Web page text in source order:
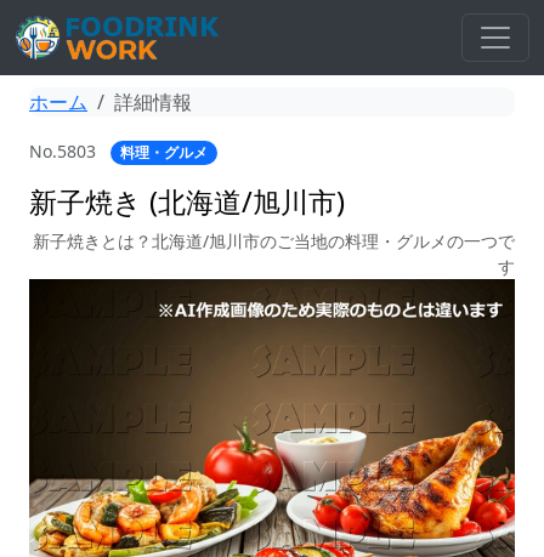
ホーム 詳細情報
No.5803 料理・グルメ
新子焼き (北海道/旭川市)
新子焼きとは？北海道/旭川市のご当地の料理・グルメの一つで
す